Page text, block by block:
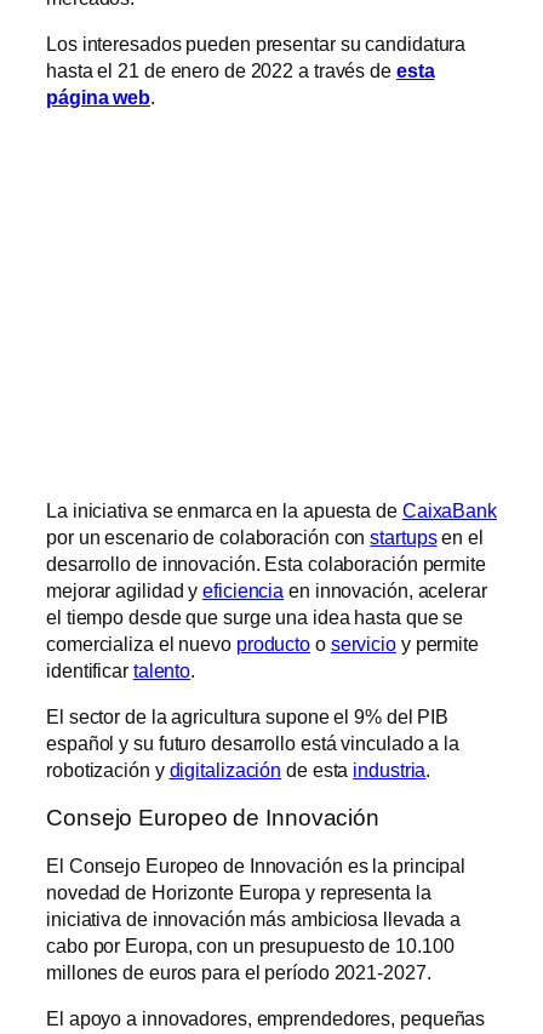
Los interesados pueden presentar su candidatura
hasta el 21 de enero de 2022 a través de esta
página web.
La iniciativa se enmarca en la apuesta de CaixaBank
por un escenario de colaboración constartupsen el
desarrollo de innovación. Esta colaboración permite
mejorar agilidad yeficiencia en innovación, acelerar
el tiempo desde que surge una idea hasta que se
comercializa el nuevo producto o servicioy permite
identificar talento.
El sector de la agricultura supone el 9% del PIB
español y su futuro desarrollo está vinculado a la
robotización y digitalización de esta industria.
Consejo Europeo de Innovación
El Consejo Europeo de Innovación es la principal
novedad de Horizonte Europa y representa la
iniciativa de innovación más ambiciosa llevada a
cabo por Europa, con un presupuesto de 10.100
millones de euros para el período 2021-2027.
El apoyo a innovadores, emprendedores, pequeñas